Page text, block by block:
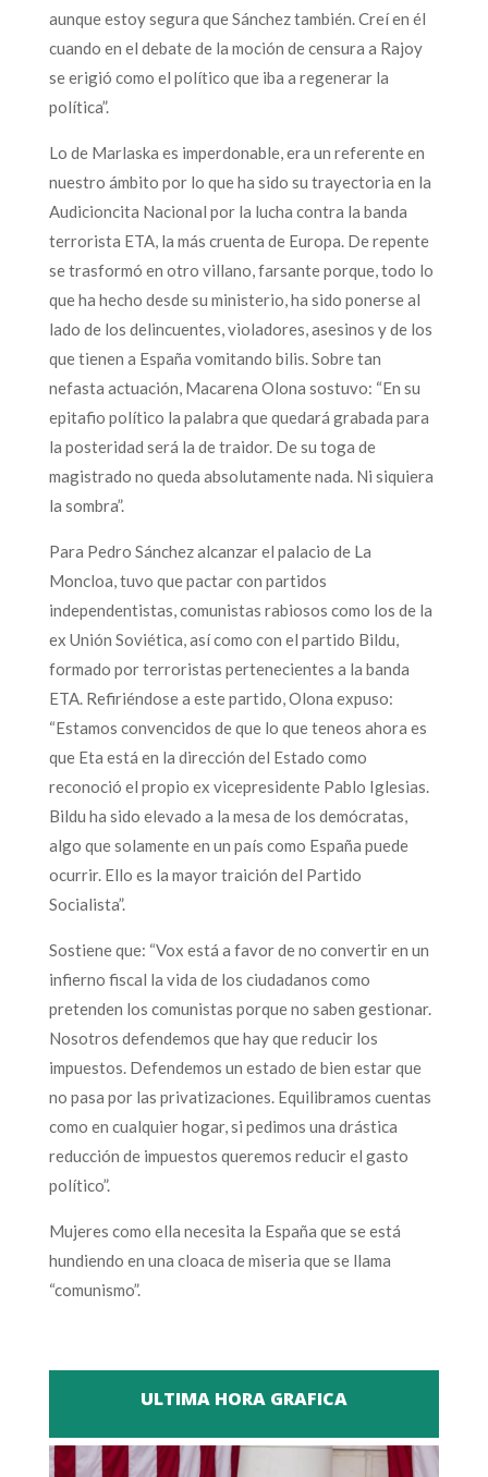
aunque estoy segura que Sánchez también. Creí en él
cuando en el debate de la moción de censura a Rajoy
se erigió como el político que iba a regenerar la
política”.
Lo de Marlaska es imperdonable, era un referente en
nuestro ámbito por lo que ha sido su trayectoria en la
Audicioncita Nacional por la lucha contra la banda
terrorista ETA, la más cruenta de Europa. De repente
se trasformó en otro villano, farsante porque, todo lo
que ha hecho desde su ministerio, ha sido ponerse al
lado de los delincuentes, violadores, asesinos y de los
que tienen a España vomitando bilis. Sobre tan
nefasta actuación, Macarena Olona sostuvo: “En su
epitafio político la palabra que quedará grabada para
la posteridad será la de traidor. De su toga de
magistrado no queda absolutamente nada. Ni siquiera
la sombra”.
Para Pedro Sánchez alcanzar el palacio de La
Moncloa, tuvo que pactar con partidos
independentistas, comunistas rabiosos como los de la
ex Unión Soviética, así como con el partido Bildu,
formado por terroristas pertenecientes a la banda
ETA. Refiriéndose a este partido, Olona expuso:
“Estamos convencidos de que lo que teneos ahora es
que Eta está en la dirección del Estado como
reconoció el propio ex vicepresidente Pablo Iglesias.
Bildu ha sido elevado a la mesa de los demócratas,
algo que solamente en un país como España puede
ocurrir. Ello es la mayor traición del Partido
Socialista”.
Sostiene que: “Vox está a favor de no convertir en un
infierno fiscal la vida de los ciudadanos como
pretenden los comunistas porque no saben gestionar.
Nosotros defendemos que hay que reducir los
impuestos. Defendemos un estado de bien estar que
no pasa por las privatizaciones. Equilibramos cuentas
como en cualquier hogar, si pedimos una drástica
reducción de impuestos queremos reducir el gasto
político”.
Mujeres como ella necesita la España que se está
hundiendo en una cloaca de miseria que se llama
“comunismo”.
ULTIMA HORA GRAFICA